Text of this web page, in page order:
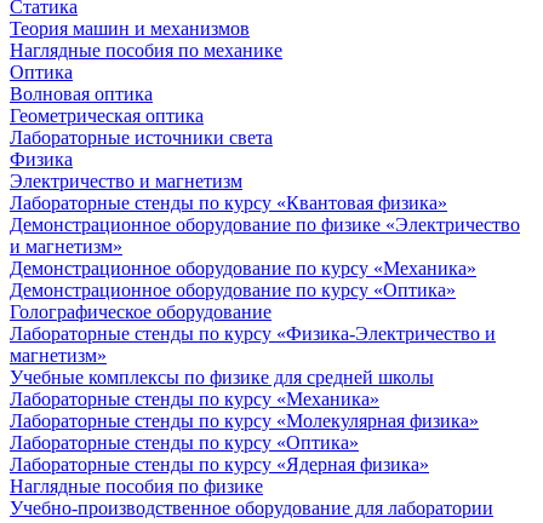
Статика
Теория машин и механизмов
Наглядные пособия по механике
Оптика
Волновая оптика
Геометрическая оптика
Лабораторные источники света
Физика
Электричество и магнетизм
Лабораторные стенды по курсу «Квантовая физика»
Демонстрационное оборудование по физике «Электричество
и магнетизм»
Демонстрационное оборудование по курсу «Механика»
Демонстрационное оборудование по курсу «Оптика»
Голографическое оборудование
Лабораторные стенды по курсу «Физика-Электричество и
магнетизм»
Учебные комплексы по физике для средней школы
Лабораторные стенды по курсу «Механика»
Лабораторные стенды по курсу «Молекулярная физика»
Лабораторные стенды по курсу «Оптика»
Лабораторные стенды по курсу «Ядерная физика»
Наглядные пособия по физике
Учебно-производственное оборудование для лаборатории